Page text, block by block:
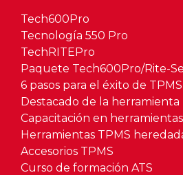
Tech600Pro
Tecnología 550 Pro
TechRITEPro
Paquete Tech600Pro/Rite-
6 pasos para el éxito de TPMS
Destacado de la herramienta
Capacitación en
Herramientas TPMS
Accesorios TPMS
Curso de formación ATS